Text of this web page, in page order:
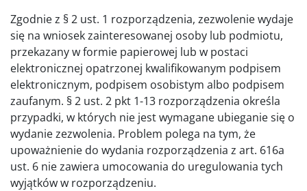
Zgodnie z § 2 ust. 1 rozporządzenia, zezwolenie wydaje
się na wniosek zainteresowanej osoby lub podmiotu,
przekazany w formie papierowej lub w postaci
elektronicznej opatrzonej kwalifikowanym podpisem
elektronicznym, podpisem osobistym albo podpisem
zaufanym. § 2 ust. 2 pkt 1-13 rozporządzenia określa
przypadki, w których nie jest wymagane ubieganie się o
wydanie zezwolenia. Problem polega na tym, że
upoważnienie do wydania rozporządzenia z art. 616a
ust. 6 nie zawiera umocowania do uregulowania tych
wyjątków w rozporządzeniu.